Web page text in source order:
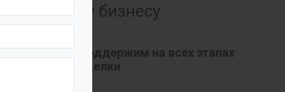
вашему бизнесу
Поддержим на всех этапах
сделки